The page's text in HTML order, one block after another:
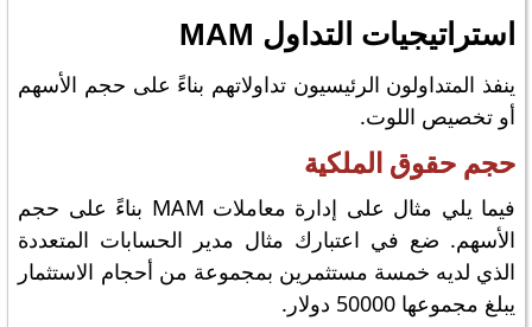
استراتيجيات التداول MAM
ينفذ المتداولون الرئيسيون تداولاتهم بناءً على حجم الأسهم
أو تخصيص اللوت.
حجم حقوق الملكية
فيما يلي مثال على إدارة معاملات MAM بناءً على حجم
الأسهم. ضع في اعتبارك مثال مدير الحسابات المتعددة
الذي لديه خمسة مستثمرين بمجموعة من أحجام الاستثمار
يبلغ مجموعها 50000 دولار.